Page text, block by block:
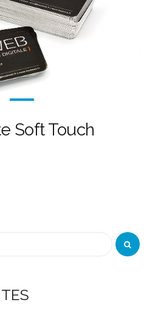
Soft Touch